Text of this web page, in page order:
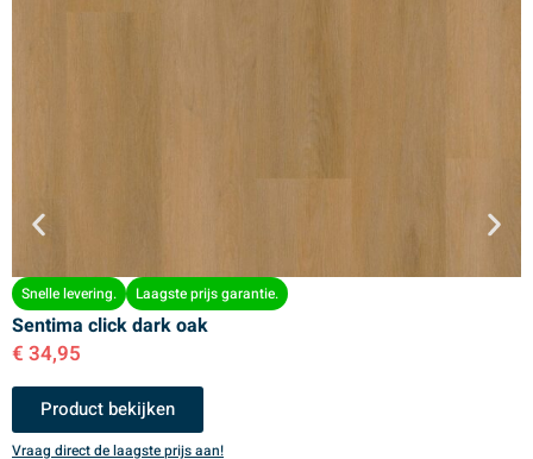
Snelle levering. Laagste prijs garantie.
Sentima click dark oak
€ 34,95
Product bekijken
Vraag direct de laagste prijs aan!